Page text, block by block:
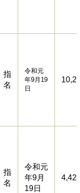
指
名
令和元
年9月19
日
指
名
令和元
年9月
19日